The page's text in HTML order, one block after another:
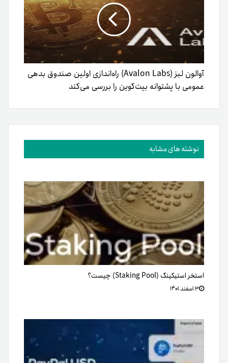
آوالون لبز (Avalon Labs) راه‌اندازی اولین صندوق بدهی
عمومی با پشتوانه بیت‌کوین را بررسی می‌کند
نوشته های مشابه
استخر استیکینگ (Staking Pool) چیست؟
۳ اسفند ۱۴۰۱